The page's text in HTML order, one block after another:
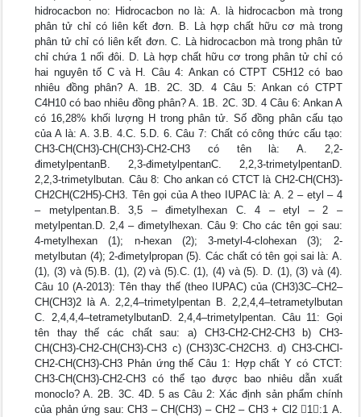
hidrocacbon no: Hidrocacbon no là: A. là hidrocacbon mà trong
phân tử chỉ có liên kết đơn. B. Là hợp chất hữu cơ mà trong
phân tử chỉ có liên kết đơn. C. Là hidrocacbon mà trong phân tử
chỉ chứa 1 nối đôi. D. Là hợp chất hữu cơ trong phân tử chỉ có
hai nguyên tố C và H. Câu 4: Ankan có CTPT C5H12 có bao
nhiêu đồng phân? A. 1B. 2C. 3D. 4 Câu 5: Ankan có CTPT
C4H10 có bao nhiêu đồng phân? A. 1B. 2C. 3D. 4 Câu 6: Ankan A
có 16,28% khối lượng H trong phân tử. Số đồng phân cấu tạo
của A là: A. 3.B. 4.C. 5.D. 6. Câu 7: Chất có công thức cấu tạo:
CH3-CH(CH3)-CH(CH3)-CH2-CH3 có tên là: A. 2,2-
đimetylpentanB. 2,3-đimetylpentanC. 2,2,3-trimetylpentanD.
2,2,3-trimetylbutan. Câu 8: Cho ankan có CTCT là CH2-CH(CH3)-
CH2CH(C2H5)-CH3. Tên gọi của A theo IUPAC là: A. 2 – etyl – 4
– metylpentan.B. 3,5 – đimetylhexan C. 4 – etyl – 2 –
metylpentan.D. 2,4 – đimetylhexan. Câu 9: Cho các tên gọi sau:
4-metylhexan (1); n-hexan (2); 3-metyl-4-clohexan (3); 2-
metylbutan (4); 2-đimetylpropan (5). Các chất có tên gọi sai là: A.
(1), (3) và (5).B. (1), (2) và (5).C. (1), (4) và (5). D. (1), (3) và (4).
Câu 10 (A-2013): Tên thay thế (theo IUPAC) của (CH3)3C–CH2–
CH(CH3)2 là A. 2,2,4–trimetylpentan B. 2,2,4,4–tetrametylbutan
C. 2,4,4,4–tetrametylbutanD. 2,4,4–trimetylpentan. Câu 11: Gọi
tên thay thế các chất sau: a) CH3-CH2-CH2-CH3 b) CH3-
CH(CH3)-CH2-CH(CH3)-CH3 c) (CH3)3C-CH2CH3. d) CH3-CHCl-
CH2-CH(CH3)-CH3 Phản ứng thế Câu 1: Hợp chất Y có CTCT:
CH3-CH(CH3)-CH2-CH3 có thể tạo được bao nhiêu dẫn xuất
monoclo? A. 2B. 3C. 4D. 5 as Câu 2: Xác định sản phẩm chính
của phản ứng sau: CH3 – CH(CH3) – CH2 – CH3 + Cl2 1:1 A.